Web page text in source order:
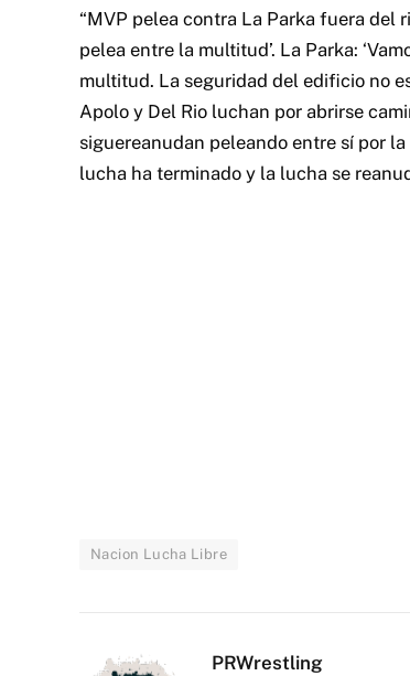
“MVP pelea contra La Parka fuera del
pelea entre la multitud’. La Parka:
multitud. La seguridad del edificio no
Apolo y Del Rio luchan por abrirse
siguereanudan peleando entre sí por
lucha ha terminado y la lucha se
Nacion Lucha Libre
PRWrestling